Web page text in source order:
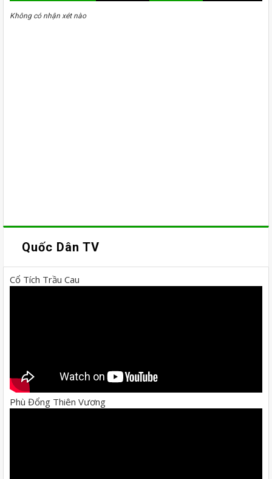
Không có nhận xét nào
Quốc Dân TV
Cổ Tích Trầu Cau
Phù Đổng Thiên Vương